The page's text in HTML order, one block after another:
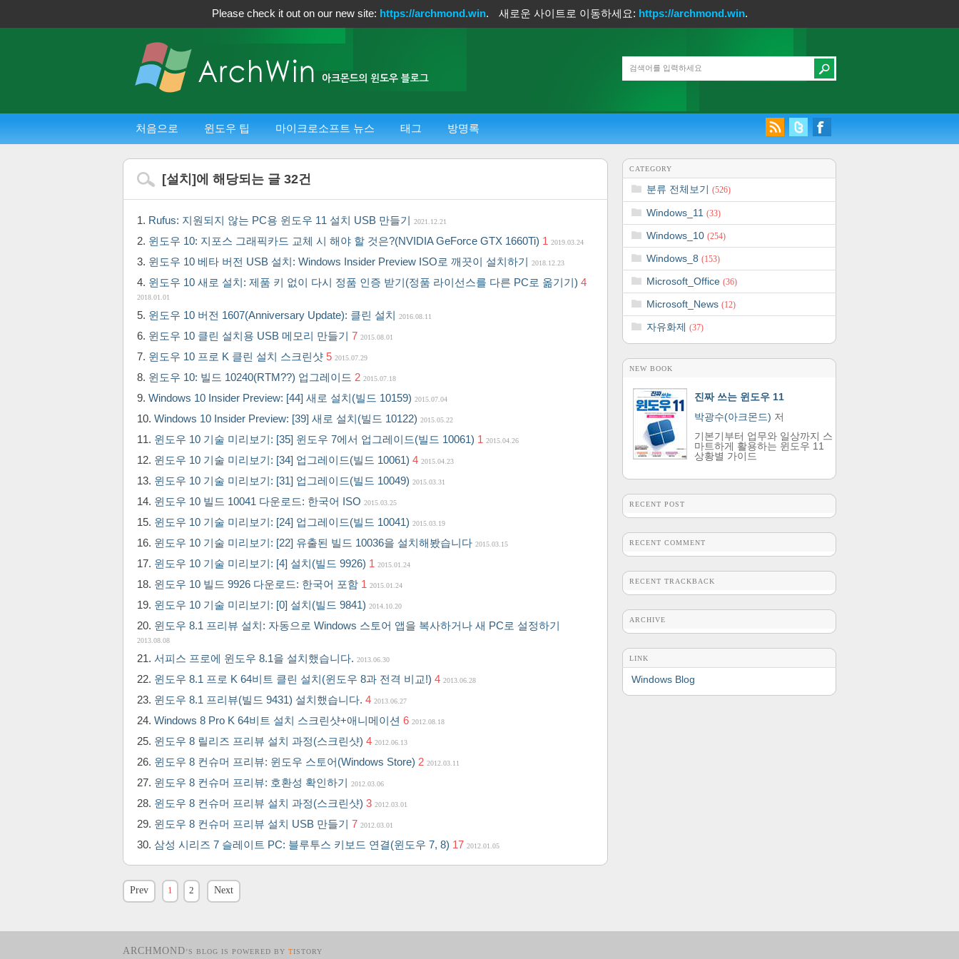
Please check it out on our new site: https://archmond.win. 새로운 사이트로 이동하세요: https://archmond.win.
처음으로 윈도우 팁 마이크로소프트 뉴스 태그 방명록
[설치 ]에 해당되는 글 32건
Rufus: 지원되지 않는 PC용 윈도우 11 설치 USB 만들기 2021.12.21
윈도우 10: 지포스 그래픽카드 교체 시 해야 할 것은?(NVIDIA GeForce GTX 1660Ti) 1 2019.03.24
윈도우 10 베타 버전 USB 설치: Windows Insider Preview ISO로 깨끗이 설치하기 2018.12.23
윈도우 10 새로 설치: 제품 키 없이 다시 정품 인증 받기(정품 라이선스를 다른 PC로 옮기기) 4
2018.01.01
윈도우 10 버전 1607(Anniversary Update): 클린 설치 2016.08.11
윈도우 10 클린 설치용 USB 메모리 만들기 7 2015.08.01
윈도우 10 프로 K 클린 설치 스크린샷 5 2015.07.29
윈도우 10: 빌드 10240(RTM??) 업그레이드 2 2015.07.18
Windows 10 Insider Preview: [44] 새로 설치(빌드 10159) 2015.07.04
Windows 10 Insider Preview: [39] 새로 설치(빌드 10122) 2015.05.22
윈도우 10 기술 미리보기: [35] 윈도우 7에서 업그레이드(빌드 10061) 1 2015.04.26
윈도우 10 기술 미리보기: [34] 업그레이드(빌드 10061) 4 2015.04.23
윈도우 10 기술 미리보기: [31] 업그레이드(빌드 10049) 2015.03.31
윈도우 10 빌드 10041 다운로드: 한국어 ISO 2015.03.25
윈도우 10 기술 미리보기: [24] 업그레이드(빌드 10041) 2015.03.19
윈도우 10 기술 미리보기: [22] 유출된 빌드 10036을 설치해봤습니다 2015.03.15
윈도우 10 기술 미리보기: [4] 설치(빌드 9926) 1 2015.01.24
윈도우 10 빌드 9926 다운로드: 한국어 포함 1 2015.01.24
윈도우 10 기술 미리보기: [0] 설치(빌드 9841) 2014.10.20
윈도우 8.1 프리뷰 설치: 자동으로 Windows 스토어 앱을 복사하거나 새 PC로 설정하기
2013.08.08
서피스 프로에 윈도우 8.1을 설치했습니다. 2013.06.30
윈도우 8.1 프로 K 64비트 클린 설치(윈도우 8과 전격 비교!) 4 2013.06.28
윈도우 8.1 프리뷰(빌드 9431) 설치했습니다. 4 2013.06.27
Windows 8 Pro K 64비트 설치 스크린샷+애니메이션 6 2012.08.18
윈도우 8 릴리즈 프리뷰 설치 과정(스크린샷) 4 2012.06.13
윈도우 8 컨슈머 프리뷰: 윈도우 스토어(Windows Store) 2 2012.03.11
윈도우 8 컨슈머 프리뷰: 호환성 확인하기 2012.03.06
윈도우 8 컨슈머 프리뷰 설치 과정(스크린샷) 3 2012.03.01
윈도우 8 컨슈머 프리뷰 설치 USB 만들기 7 2012.03.01
삼성 시리즈 7 슬레이트 PC: 블루투스 키보드 연결(윈도우 7, 8) 17 2012.01.05
Prev 1 2 Next
CATEGORY
분류 전체보기 (526)
Windows_11 (33)
Windows_10 (254)
Windows_8 (153)
Microsoft_Office (36)
Microsoft_News (12)
자유화제 (37)
NEW BOOK
진짜 쓰는 윈도우 11
박광수(아크몬드) 저
기본기부터 업무와 일상까지 스
마트하게 활용하는 윈도우 11
상황별 가이드
RECENT POST
RECENT COMMENT
RECENT TRACKBACK
ARCHIVE
LINK
Windows Blog
ARCHMOND’S BLOG IS POWERED BY TISTORY